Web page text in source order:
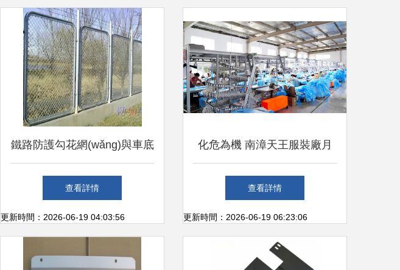
鐵路防護勾花網(wǎng)與車底
防護板 免維護、易安裝的專
業(yè)防護方案
查看詳情
更新時間：2026-06-19 04:03:56
化危為機 南漳天王服裝廠月
產(chǎn)百萬件醫(yī)用防護
服，八成的出口業(yè)績與一
塊車底防護板的故事
查看詳情
更新時間：2026-06-19 06:23:06